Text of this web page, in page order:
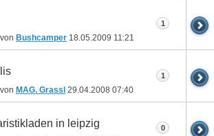
Bushcamper 18.05.2009 11:21
1
MAG. Grassl 29.04.2008 07:40
1
in leipzig 0